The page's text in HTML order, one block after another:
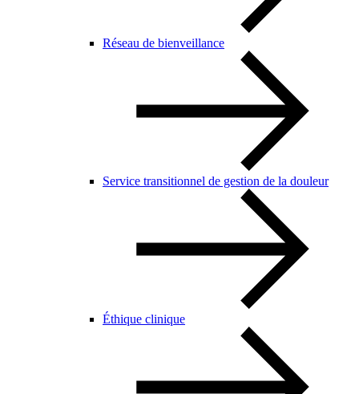
Réseau de bienveillance
Service transitionnel de gestion de la douleur
Éthique clinique